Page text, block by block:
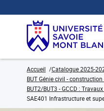
Accueil Catalogue 2025-
BUT Génie civil -
BUT2/BUT3 - GCCD :
SAE401 Infrastructure et